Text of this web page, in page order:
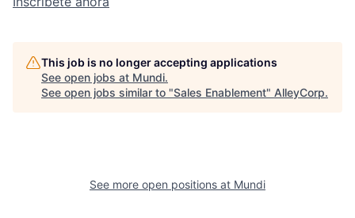
This job is no longer accepting applications
See open jobs at Mundi.
See open jobs similar to "Sales Enablement" AlleyCorp.
See more open positions at Mundi